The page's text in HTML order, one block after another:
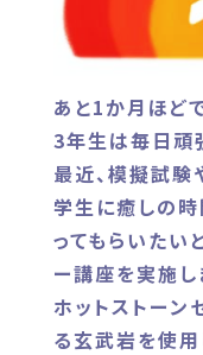
あと1か月ほど
3年生は毎日頑
最近、模擬試
学生に癒しの
ってもらいたい
ー講座を実施し
ホットストーン
る玄武岩を使用